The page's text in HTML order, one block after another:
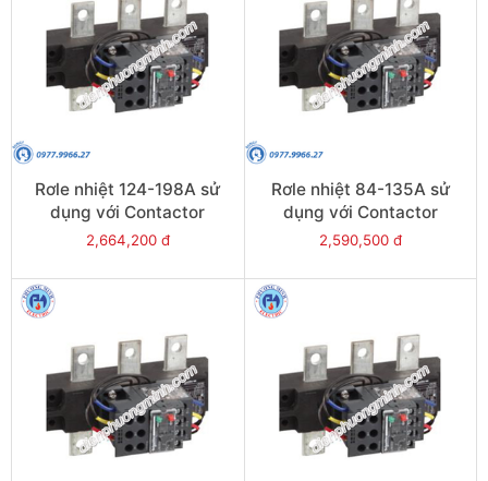
Rơle nhiệt 124-198A sử
dụng với Contactor
LC1E200 - Model LRE483
2,664,200 đ
Rơle nhiệt 84-135A sử
dụng với Contactor
LC1E120-E160 - Model
2,590,500 đ